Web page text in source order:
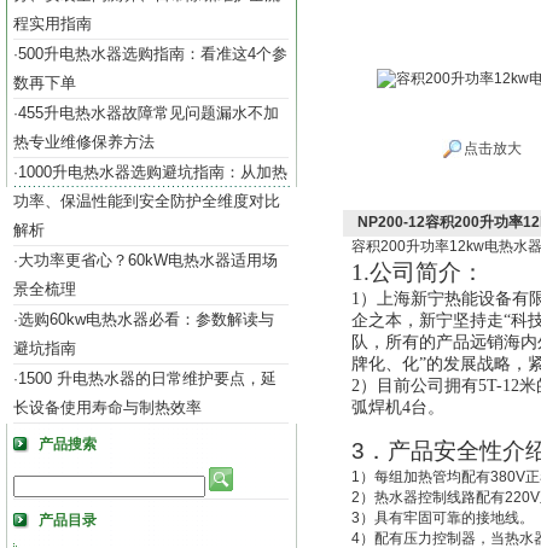
程实用指南
·500升电热水器选购指南：看准这4个参
数再下单
·455升电热水器故障常见问题漏水不加
热专业维修保养方法
·1000升电热水器选购避坑指南：从加热
功率、保温性能到安全防护全维度对比
解析
·大功率更省心？60kW电热水器适用场
景全梳理
·选购60kw电热水器必看：参数解读与
避坑指南
·1500 升电热水器的日常维护要点，延
长设备使用寿命与制热效率
产品搜索
产品目录
点击放大
NP200-12容积200升功率
容积200升功率12kw电热水器
1.公司简介 ：
1） 上海新宁热能设备有
企之本 ， 新宁坚持走“科
队，所有的产品远销海
牌化、化”的发展战略，
2）目前公司拥有5T-12
弧焊机4台。
3 ．产品安全性介
1 ）每组加热管均配有380V
2 ）热水器控制线路配有220V
3 ）具有牢固可靠的接地线。
4）配有压力控制器，当热水